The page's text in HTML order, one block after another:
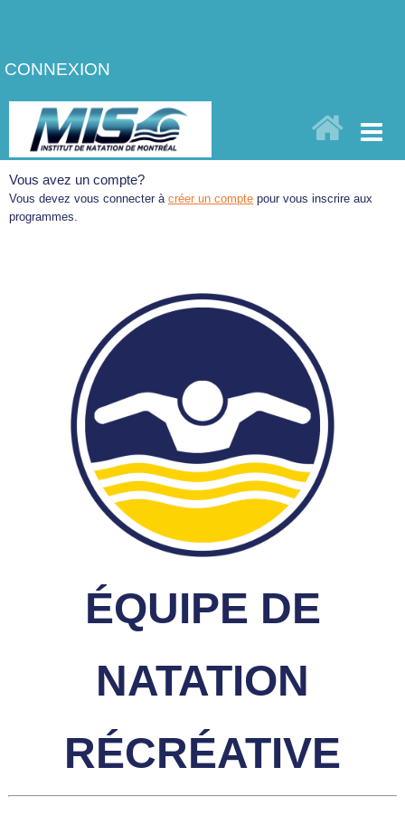
CONNEXION
Vous avez un compte?
Vous devez vous connecter à créer un compte pour vous inscrire aux
programmes.
ÉQUIPE DE
NATATION
RÉCRÉATIVE